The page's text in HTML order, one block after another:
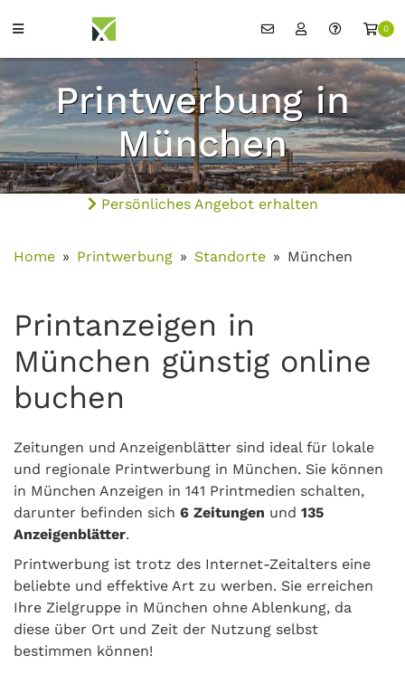
0
Printwerbung in
München
Persönliches Angebot erhalten
Home Printwerbung Standorte München
Printanzeigen in
München günstig online
buchen
Zeitungen und Anzeigenblätter sind ideal für lokale
und regionale Printwerbung in München. Sie können
in München Anzeigen in 141 Printmedien schalten,
darunter befinden sich 6 Zeitungen und 135
Anzeigenblätter.
Printwerbung ist trotz des Internet-Zeitalters eine
beliebte und effektive Art zu werben. Sie erreichen
Ihre Zielgruppe in München ohne Ablenkung, da
diese über Ort und Zeit der Nutzung selbst
bestimmen können!